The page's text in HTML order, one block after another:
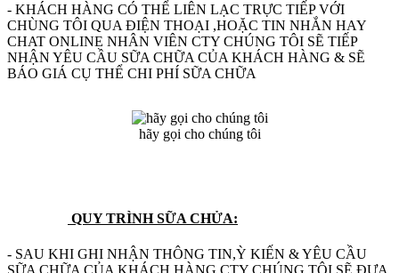
- KHÁCH HÀNG CÓ THỂ LIÊN LẠC TRỰC TIẾP VỚI
CHÙNG TÔI QUA ĐIỆN THOẠI ,HOẶC TIN NHẮN HAY
CHAT ONLINE NHÂN VIÊN CTY CHÚNG TÔI SẼ TIẾP
NHẬN YÊU CẦU SỮA CHỮA CỦA KHÁCH HÀNG & SẼ
BÁO GIÁ CỤ THỂ CHI PHÍ SỮA CHỮA
hãy gọi cho chúng tôi
QUY TRÌNH SỮA CHỬA:
- SAU KHI GHI NHẬN THÔNG TIN,Ỳ KIẾN & YÊU CẦU
SỮA CHỮA CỦA KHÁCH HÀNG CTY CHÚNG TÔI SẼ ĐƯA